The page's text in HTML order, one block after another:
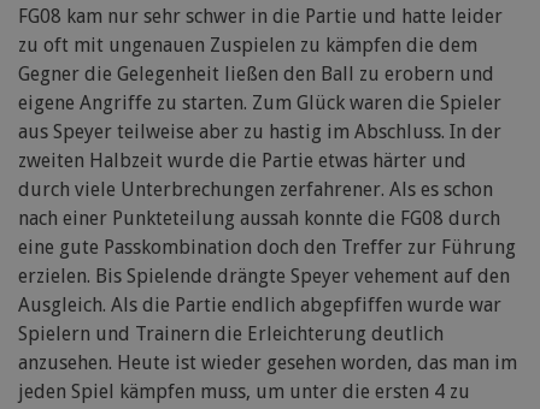
FG08 kam nur sehr schwer in die Partie und hatte leider
zu oft mit ungenauen Zuspielen zu kämpfen die dem
Gegner die Gelegenheit ließen den Ball zu erobern und
eigene Angriffe zu starten. Zum Glück waren die Spieler
aus Speyer teilweise aber zu hastig im Abschluss. In der
zweiten Halbzeit wurde die Partie etwas härter und
durch viele Unterbrechungen zerfahrener. Als es schon
nach einer Punkteteilung aussah konnte die FG08 durch
eine gute Passkombination doch den Treffer zur Führung
erzielen. Bis Spielende drängte Speyer vehement auf den
Ausgleich. Als die Partie endlich abgepfiffen wurde war
Spielern und Trainern die Erleichterung deutlich
anzusehen. Heute ist wieder gesehen worden, das man im
jeden Spiel kämpfen muss, um unter die ersten 4 zu